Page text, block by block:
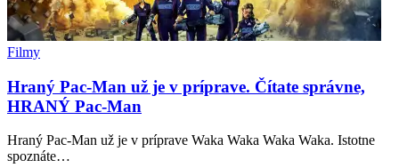
Filmy
Hraný Pac-Man už je v príprave. Čítate správne,
HRANÝ Pac-Man
Hraný Pac-Man už je v príprave Waka Waka Waka Waka. Istotne
spoznáte…